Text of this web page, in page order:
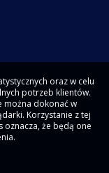
oraz w celu
potrzeb klientów.
można dokonać w
Korzystanie z tej
oznacza, że będą one